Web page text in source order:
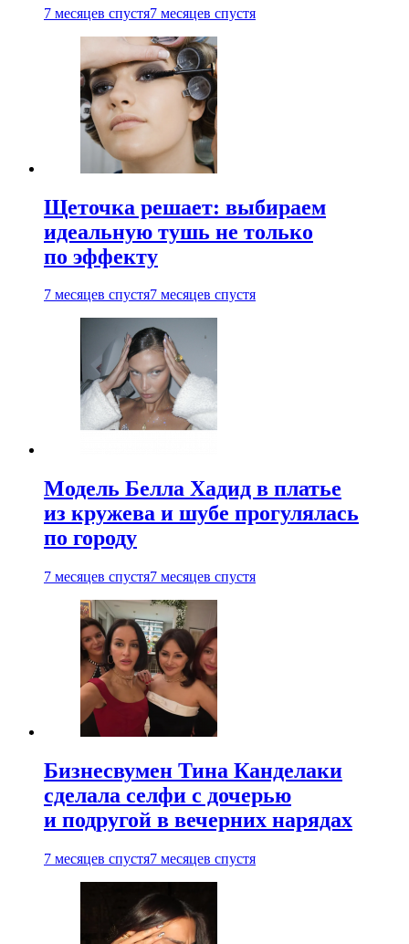
7 месяцев спустя7 месяцев спустя
Щеточка решает: выбираем
идеальную тушь не только
по эффекту
7 месяцев спустя7 месяцев спустя
Модель Белла Хадид в платье
из кружева и шубе прогулялась
по городу
7 месяцев спустя7 месяцев спустя
Бизнесвумен Тина Канделаки
сделала селфи с дочерью
и подругой в вечерних нарядах
7 месяцев спустя7 месяцев спустя